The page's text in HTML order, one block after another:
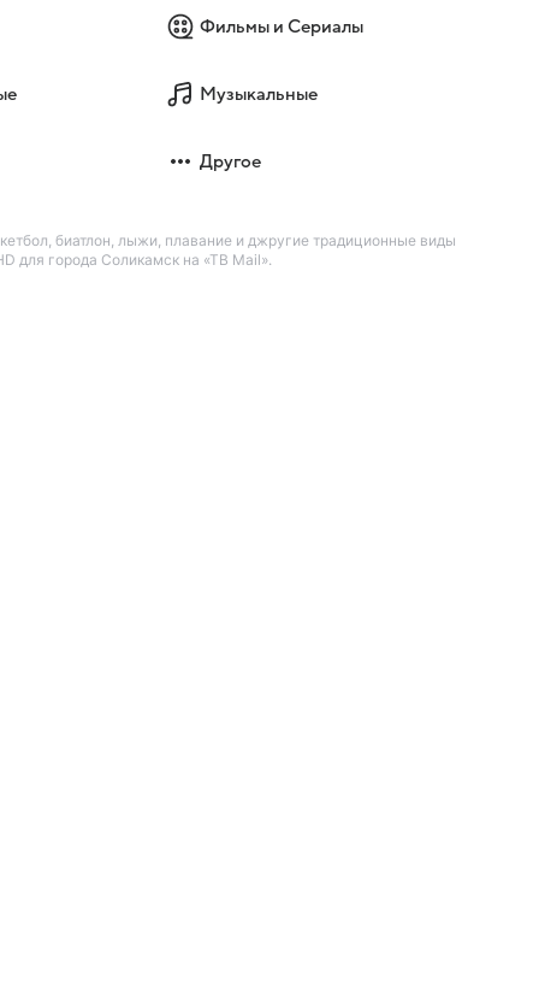
Фильмы и Сериалы
Музыкальные
Другое
биатлон, лыжи, плавание и джругие традиционные виды
для города Соликамск на «ТВ Mail».